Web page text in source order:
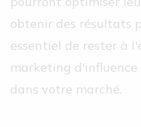
obtenir des résultats
essentiel de rester à
marketing
dans votre marché.